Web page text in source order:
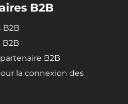
B2B
B2B
B2B
B2B
la connexion des